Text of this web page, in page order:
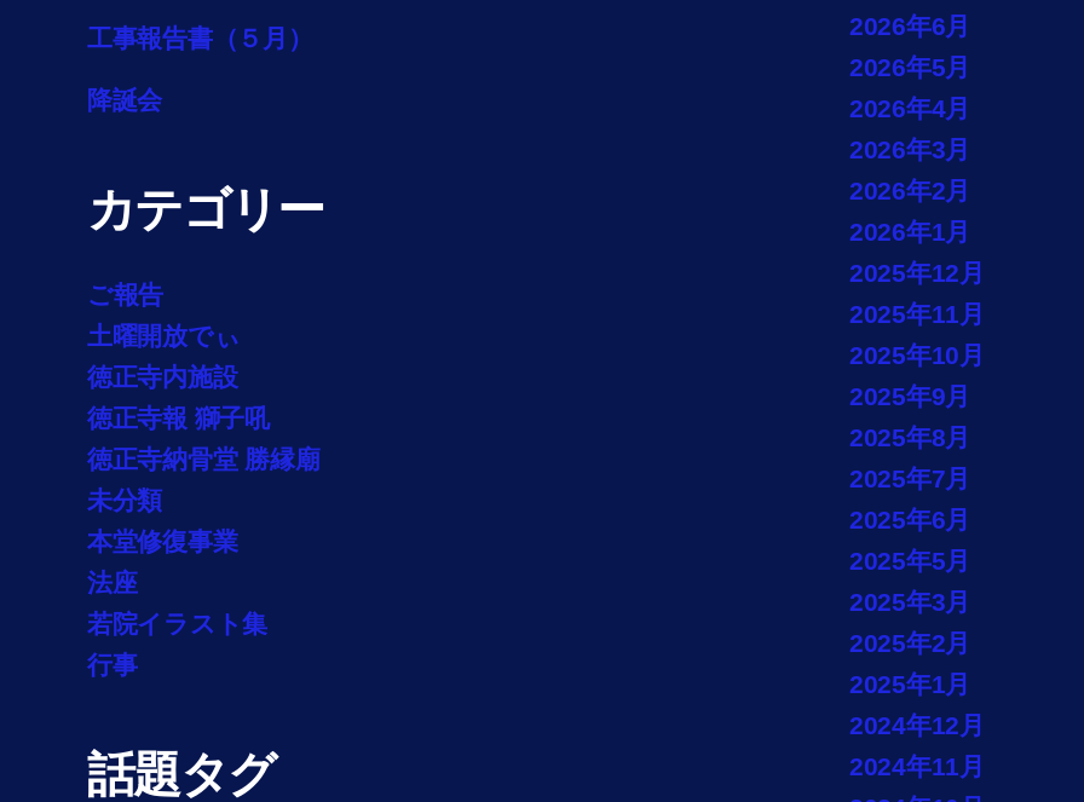
工事報告書（５月）
降誕会
カテゴリー
ご報告
土曜開放でぃ
徳正寺内施設
徳正寺報 獅子吼
徳正寺納骨堂 勝縁廟
未分類
本堂修復事業
法座
若院イラスト集
行事
話題タグ
2026年6月
2026年5月
2026年4月
2026年3月
2026年2月
2026年1月
2025年12月
2025年11月
2025年10月
2025年9月
2025年8月
2025年7月
2025年6月
2025年5月
2025年3月
2025年2月
2025年1月
2024年12月
2024年11月